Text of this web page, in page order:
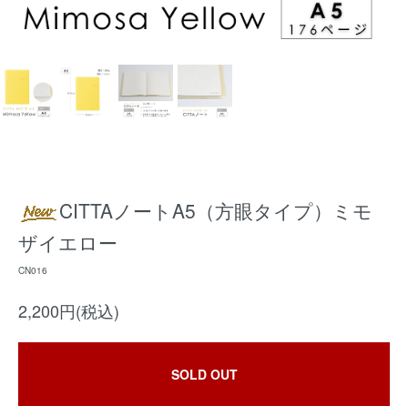
CITTAノートA5（方眼タイプ）ミモ
ザイエロー
CN016
2,200円(税込)
SOLD OUT